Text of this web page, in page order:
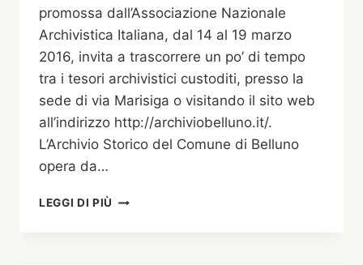
promossa dall’Associazione Nazionale
Archivistica Italiana, dal 14 al 19 marzo
2016, invita a trascorrere un po’ di tempo
tra i tesori archivistici custoditi, presso la
sede di via Marisiga o visitando il sito web
all’indirizzo http://archiviobelluno.it/.
L’Archivio Storico del Comune di Belluno
opera da…
LEGGI DI PIÙ ARCHIVI